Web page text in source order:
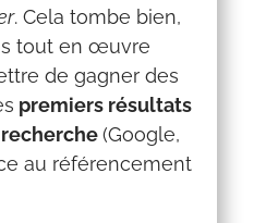
. Cela tombe bien,
tout en œuvre
de gagner des
premiers résultats
(Google,
au référencement